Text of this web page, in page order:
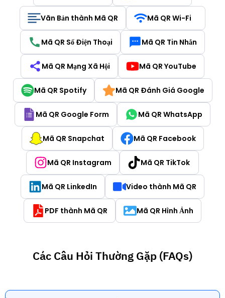
Văn Bản thành Mã QR Mã QR Wi-Fi
Mã QR Số Điện Thoại Mã QR Tin Nhắn
Mã QR Mạng Xã Hội Mã QR YouTube
Mã QR Spotify Mã QR Đánh Giá Google
Mã QR Google Form Mã QR WhatsApp
Mã QR Snapchat Mã QR Facebook
Mã QR Instagram Mã QR TikTok
Mã QR LinkedIn Video thành Mã QR
PDF thành Mã QR Mã QR Hình Ảnh
Các Câu Hỏi Thường Gặp (FAQs)